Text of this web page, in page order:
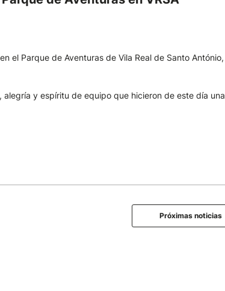
el Parque de Aventuras de Vila Real de Santo António,
y espíritu de equipo que hicieron de este día una
Próximas noticias